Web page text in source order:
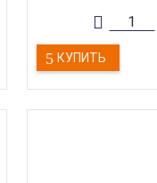
КУПИТЬ